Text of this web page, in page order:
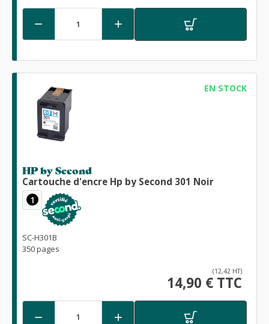
 
EN STOCK
HP by Second
Cartouche d'encre Hp by Second 301 Noir
1
SC-H301B
350 pages
(12,42 HT)
14,90 € TTC
 